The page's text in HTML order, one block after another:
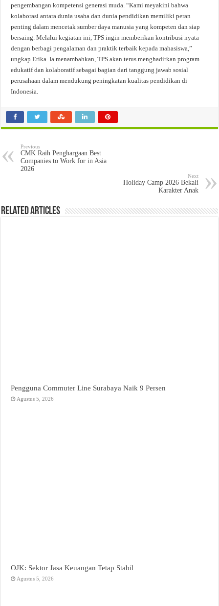
pengembangan kompetensi generasi muda. “Kami meyakini bahwa
kolaborasi antara dunia usaha dan dunia pendidikan memiliki peran
penting dalam mencetak sumber daya manusia yang kompeten dan siap
bersaing. Melalui kegiatan ini, TPS ingin memberikan kontribusi nyata
dengan berbagi pengalaman dan praktik terbaik kepada mahasiswa,”
ungkap Erika. Ia menambahkan, TPS akan terus menghadirkan program
edukatif dan kolaboratif sebagai bagian dari tanggung jawab sosial
perusahaan dalam mendukung peningkatan kualitas pendidikan di
Indonesia.
Previous
CMK Raih Penghargaan Best
Companies to Work for in Asia
2026
Next
Holiday Camp 2026 Bekali
Karakter Anak
Related Articles
Pengguna Commuter Line Surabaya Naik 9 Persen
Agustus 5, 2026
OJK: Sektor Jasa Keuangan Tetap Stabil
Agustus 5, 2026